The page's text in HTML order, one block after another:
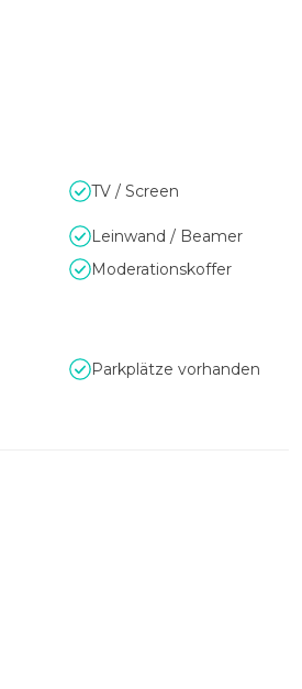
TV / Screen
Leinwand / Beamer
Moderationskoffer
Parkplätze vorhanden